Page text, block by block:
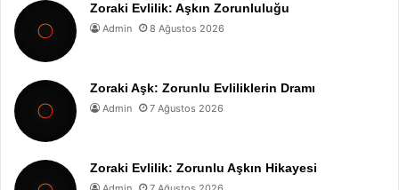
Zoraki Evlilik: Aşkın Zorunluluğu
Admin 8 Ağustos 2026
Zoraki Aşk: Zorunlu Evliliklerin Dramı
Admin 7 Ağustos 2026
Zoraki Evlilik: Zorunlu Aşkın Hikayesi